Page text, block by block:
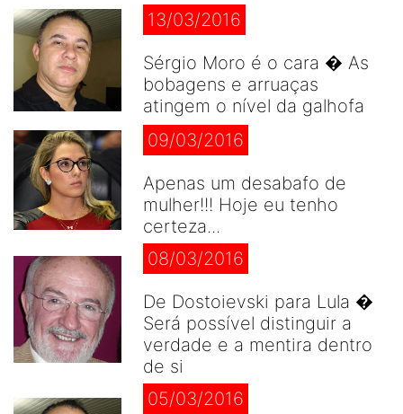
13/03/2016
Sérgio Moro é o cara � As
bobagens e arruaças
atingem o nível da galhofa
09/03/2016
Apenas um desabafo de
mulher!!! Hoje eu tenho
certeza...
08/03/2016
De Dostoievski para Lula �
Será possível distinguir a
verdade e a mentira dentro
de si
05/03/2016